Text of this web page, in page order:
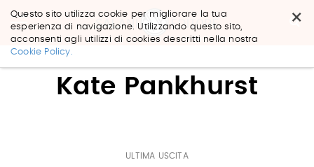
×
Questo sito utilizza cookie per migliorare la tua
esperienza di navigazione. Utilizzando questo sito,
acconsenti agli utilizzi di cookies descritti nella nostra
Cookie Policy.
Salta
Kate Pankhurst
ULTIMA USCITA